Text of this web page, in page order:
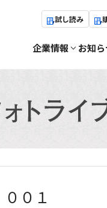
試し読み
企業情報 お知
０１